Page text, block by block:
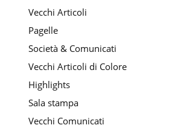
Vecchi Articoli
Pagelle
Società & Comunicati
Vecchi Articoli di Colore
Highlights
Sala stampa
Vecchi Comunicati